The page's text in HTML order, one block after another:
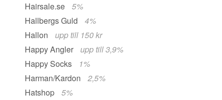
Hairsale.se
5%
Hallbergs Guld
4%
Hallon
upp till 150 kr
Happy Angler
upp till 3,9%
Happy Socks
1%
Harman/Kardon
2,5%
Hatshop
5%